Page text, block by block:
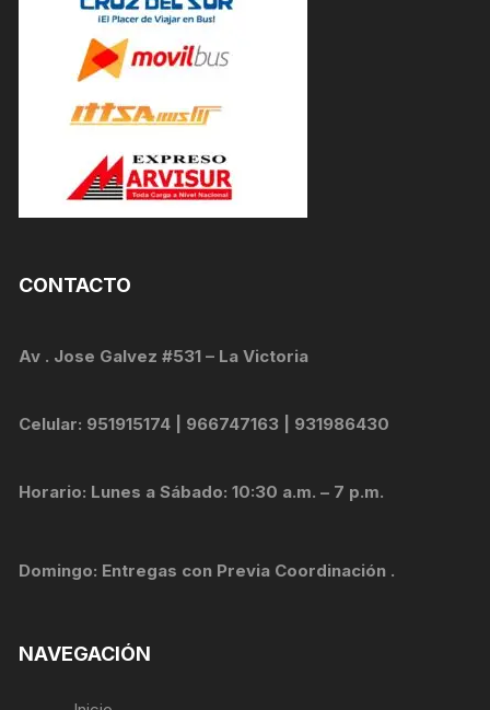
CONTACTO
Av . Jose Galvez #531 – La Victoria
Celular: 951915174 | 966747163 | 931986430
Horario: Lunes a Sábado: 10:30 a.m. – 7 p.m.
Domingo: Entregas con Previa Coordinación .
NAVEGACIÓN